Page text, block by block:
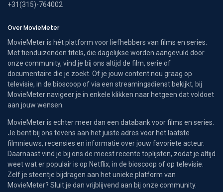
+31(315)-764002
Over MovieMeter
MovieMeter is hét platform voor liefhebbers van films en series.
Met tienduizenden titels, die dagelijkse worden aangevuld door
onze community, vind je bij ons altijd de film, serie of
documentaire die je zoekt. Of je jouw content nou graag op
televisie, in de bioscoop of via een streamingsdienst bekijkt, bij
MovieMeter navigeer je in enkele klikken naar hetgeen dat voldoet
aan jouw wensen.
MovieMeter is echter meer dan een databank voor films en series.
Je bent bij ons tevens aan het juiste adres voor het laatste
filmnieuws, recensies en informatie over jouw favoriete acteur.
Daarnaast vind je bij ons de meest recente toplijsten, zodat je altijd
weet wat er populair is op Netflix, in de bioscoop of op televisie.
Zelf je steentje bijdragen aan het unieke platform van
MovieMeter? Sluit je dan vrijblijvend aan bij onze community.